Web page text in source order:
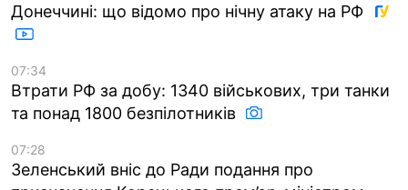
Донеччині: що відомо про нічну атаку на РФ
07:34
Втрати РФ за добу: 1340 військових, три танки
та понад 1800 безпілотників
07:28
Зеленський вніс до Ради подання про